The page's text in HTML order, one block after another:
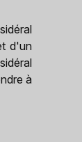
d'un
à